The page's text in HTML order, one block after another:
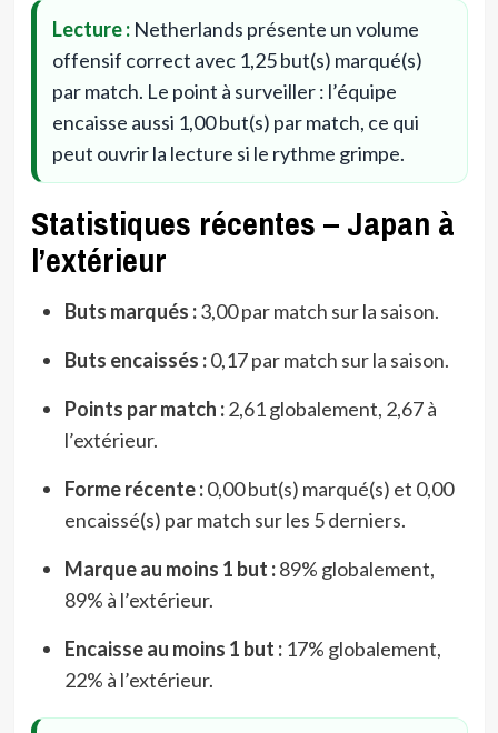
Lecture :Netherlands présente un volume
offensif correct avec 1,25 but(s) marqué(s)
par match. Le point à surveiller : l’équipe
encaisse aussi 1,00 but(s) par match, ce qui
peut ouvrir la lecture si le rythme grimpe.
Statistiques récentes – Japan à
l’extérieur
Buts marqués :3,00 par match sur la saison.
Buts encaissés :0,17 par match sur la saison.
Points par match :2,61 globalement, 2,67 à
l’extérieur.
Forme récente :0,00 but(s) marqué(s) et 0,00
encaissé(s) par match sur les 5 derniers.
Marque au moins 1 but :89% globalement,
89% à l’extérieur.
Encaisse au moins 1 but :17% globalement,
22% à l’extérieur.